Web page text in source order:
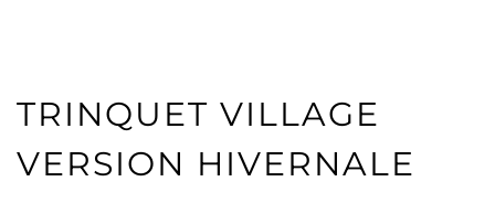
TRINQUET VILLAGE
VERSION HIVERNALE